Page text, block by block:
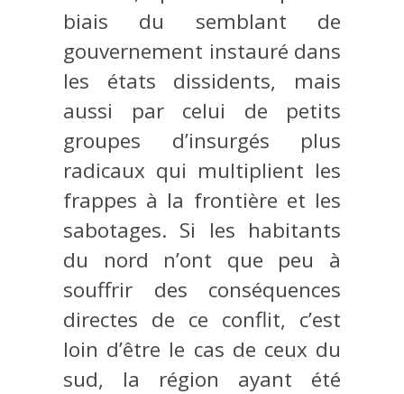
biais du semblant de
gouvernement instauré dans
les états dissidents, mais
aussi par celui de petits
groupes d’insurgés plus
radicaux qui multiplient les
frappes à la frontière et les
sabotages. Si les habitants
du nord n’ont que peu à
souffrir des conséquences
directes de ce conflit, c’est
loin d’être le cas de ceux du
sud, la région ayant été